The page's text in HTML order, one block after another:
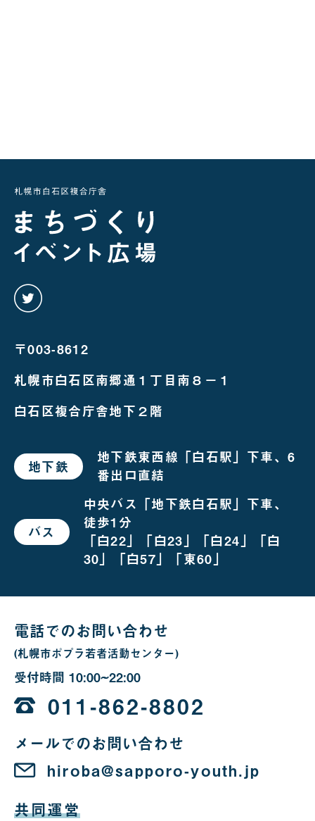
〒003-8612
札幌市白石区南郷通１丁目南８－１
白石区複合庁舎地下２階
地下鉄 で
お
場
合
地下鉄東西線「白石駅」下車、6
番出口直結
バス で
お
場
中央バス「地下鉄白石駅」下車、
徒歩1分
「白22」「白23」「白24」「白
30」「白57」「東60」
電話でのお問い合わせ
(札幌市ポプラ若者活動センター)
受付時間 10:00~22:00
時
か
ら
22
011-862-8802
メールでのお問い合わせ
hiroba@sapporo-youth.jp
共同運営